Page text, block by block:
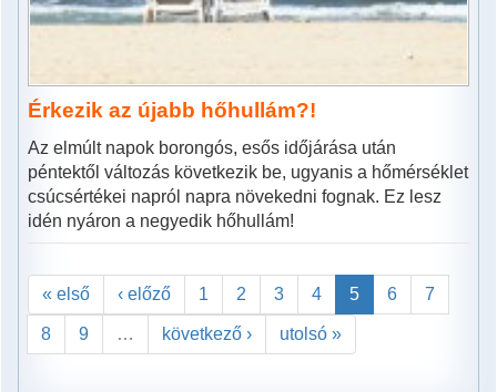
Érkezik az újabb hőhullám?!
Az elmúlt napok borongós, esős időjárása után
péntektől változás következik be, ugyanis a hőmérséklet
csúcsértékei napról napra növekedni fognak. Ez lesz
idén nyáron a negyedik hőhullám!
« első ‹ előző 1 2 3 4 5 6 7
8 9 … következő › utolsó »